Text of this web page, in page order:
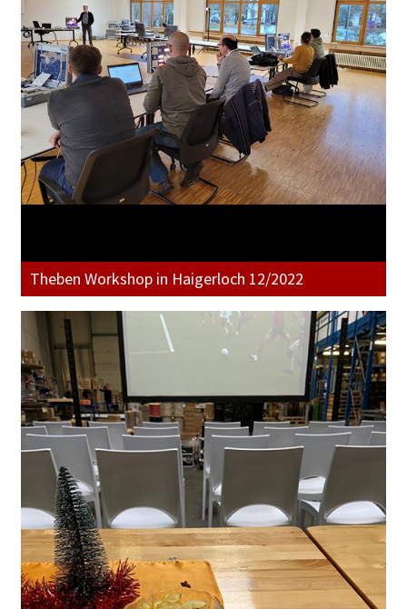
Theben Workshop in Haigerloch 12/2022